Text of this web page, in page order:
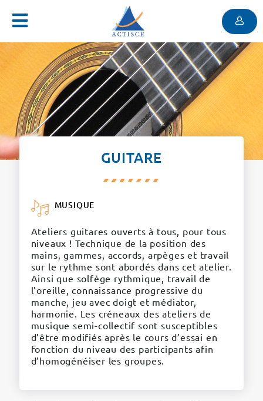
Menu
GUITARE
MUSIQUE
Ateliers guitares ouverts à tous, pour tous
niveaux ! Technique de la position des
mains, gammes, accords, arpèges et travail
sur le rythme sont abordés dans cet atelier.
Ainsi que solfège rythmique, travail de
l’oreille, connaissance progressive du
manche, jeu avec doigt et médiator,
harmonie. Les créneaux des ateliers de
musique semi-collectif sont susceptibles
d’être modifiés après le cours d’essai en
fonction du niveau des participants afin
d’homogénéiser les groupes.